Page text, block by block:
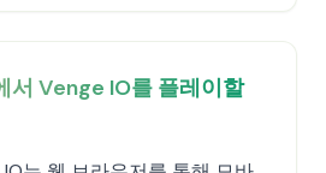
서 Venge IO를 플레이할